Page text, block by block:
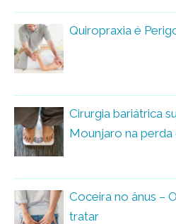
Quiropraxia é
Cirurgia bariátrica
Mounjaro na
Coceira no ânus –
tratar